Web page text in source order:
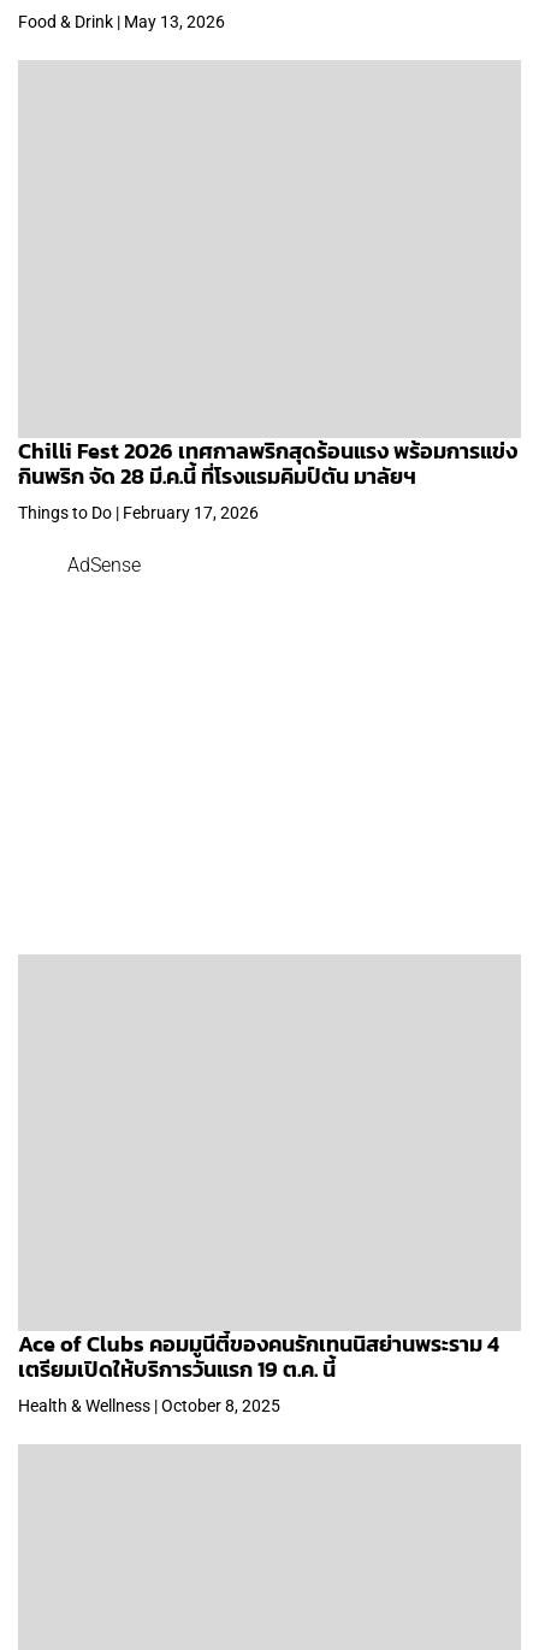
Food & Drink | May 13, 2026
Chilli Fest 2026 เทศกาลพริกสุดร้อนแรง พร้อมการแข่ง
กินพริก จัด 28 มี.ค.นี้ ที่โรงแรมคิมป์ตัน มาลัยฯ
Things to Do | February 17, 2026
AdSense
Ace of Clubs คอมมูนีตี้ของคนรักเทนนิสย่านพระราม 4
เตรียมเปิดให้บริการวันแรก 19 ต.ค. นี้
Health & Wellness | October 8, 2025